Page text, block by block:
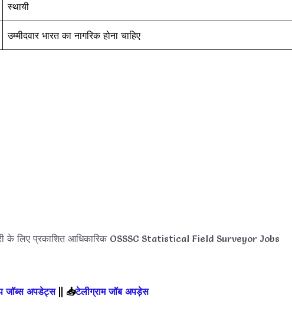
स्थायी
उम्मीदवार भारत का नागरिक होना चाहिए
के लिए प्रकाशित आधिकारिक OSSSC Statistical Field Surveyor Jobs
जॉब्स अपडेट्स|| 📥टेलीग्राम जॉब अपड़ेस